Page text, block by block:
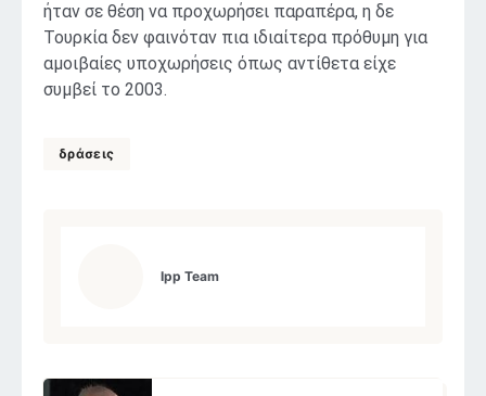
ήταν σε θέση να προχωρήσει παραπέρα, η δε
Τουρκία δεν φαινόταν πια ιδιαίτερα πρόθυμη για
αμοιβαίες υποχωρήσεις όπως αντίθετα είχε
συμβεί το 2003.
δράσεις
Ipp Team